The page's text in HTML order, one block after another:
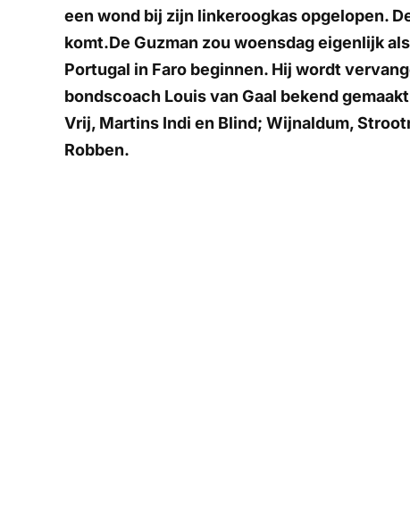
een wond bij zijn linkeroogkas opgelopen.
komt.De Guzman zou woensdag eigenlijk
Portugal in Faro beginnen. Hij wordt
bondscoach Louis van Gaal bekend
Vrij, Martins Indi en Blind; Wijnaldum,
Robben.